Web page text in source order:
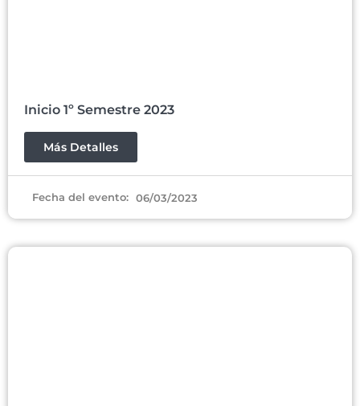
Inicio 1º Semestre 2023
Más Detalles
Fecha del evento: 06/03/2023